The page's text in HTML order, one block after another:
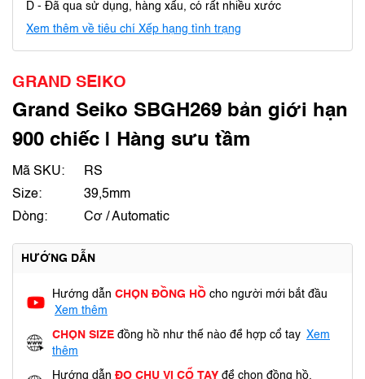
D - Đã qua sử dụng, hàng xấu, có rất nhiều xước
Xem thêm về tiêu chí Xếp hạng tình trạng
GRAND SEIKO
Grand Seiko SBGH269 bản giới hạn
900 chiếc | Hàng sưu tầm
Mã SKU:
RS
Size:
39,5mm
Dòng:
Cơ / Automatic
HƯỚNG DẪN
Hướng dẫn CHỌN ĐỒNG HỒ cho người mới bắt đầu
Xem thêm
CHỌN SIZE đồng hồ như thế nào để hợp cổ tay Xem
thêm
Hướng dẫn ĐO CHU VI CỔ TAY để chọn đồng hồ.